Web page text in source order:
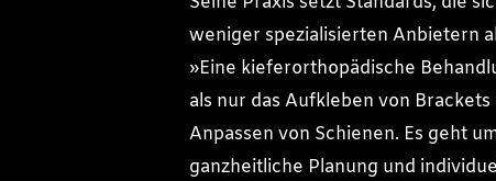
weniger spezialisierten Anbietern
»Eine kieferorthopädische
als nur das Aufkleben von Brackets
Anpassen von Schienen. Es geht
ganzheitliche Planung und